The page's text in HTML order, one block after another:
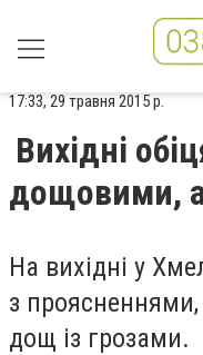
17:33, 29 травня 2015 р.
Вихідні
дощовими,
На вихідні у
з
дощ із грозами.